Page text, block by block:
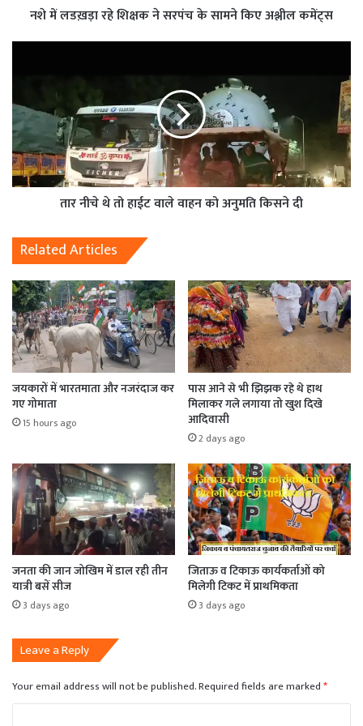
नशे में लडख़ड़ा रहे शिक्षक ने सरपंच के सामने किए अश्लील कमेंट्स
तार नीचे थे तो हाईट वाले वाहन को अनुमति किसने दी
Related Articles
जयकारों में भारतमाता और नजरंदाज कर
गए गोमाता
15 hours ago
पास आने से भी झिझक रहे थे हाथ
मिलाकर गले लगाया तो खुश दिखे
आदिवासी
2 days ago
जनता की जान जोखिम में डाल रही तीन
यात्री बसें सीज
3 days ago
जिताऊ व टिकाऊ कार्यकर्ताओं को
मिलेगी टिकट में प्राथमिकता
3 days ago
Leave a Reply
Your email address will not be published.Required fields are marked*